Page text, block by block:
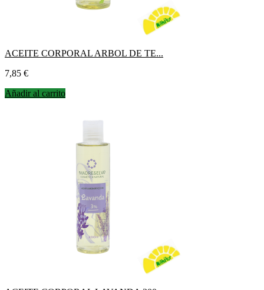
ACEITE CORPORAL ARBOL DE TE...
Precio
7,85 €
Añadir al carrito